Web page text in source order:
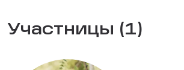
Участницы (1)